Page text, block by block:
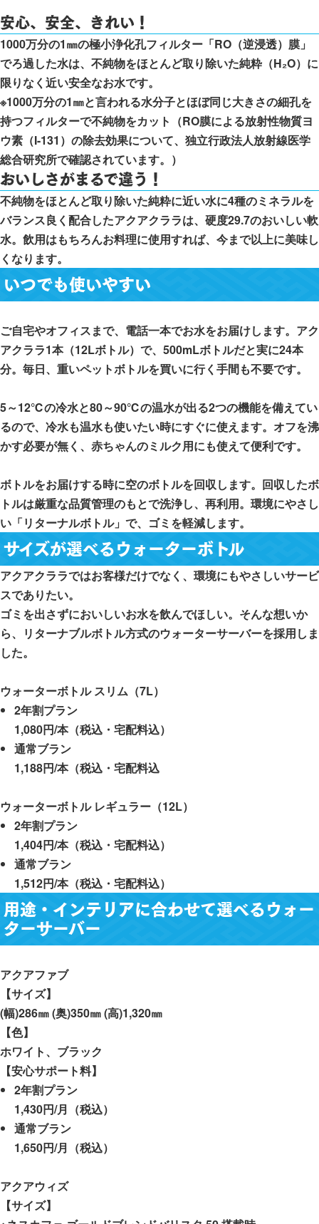
安心、安全、きれい！
1000万分の1㎜の極小浄化孔フィルター「RO（逆浸透）膜」
でろ過した水は、不純物をほとんど取り除いた純粋（H₂O）に
限りなく近い安全なお水です。
※1000万分の1㎜と言われる水分子とほぼ同じ大きさの細孔を
持つフィルターで不純物をカット（RO膜による放射性物質ヨ
ウ素（I-131）の除去効果について、独立行政法人放射線医学
総合研究所で確認されています。）
おいしさがまるで違う！
不純物をほとんど取り除いた純粋に近い水に4種のミネラルを
バランス良く配合したアクアクララは、硬度29.7のおいしい軟
水。飲用はもちろんお料理に使用すれば、今まで以上に美味し
くなります。
いつでも使いやすい
ご自宅やオフィスまで、電話一本でお水をお届けします。アク
アクララ1本（12Lボトル）で、500mLボトルだと実に24本
分。毎日、重いペットボトルを買いに行く手間も不要です。
5～12℃の冷水と80～90℃の温水が出る2つの機能を備えてい
るので、冷水も温水も使いたい時にすぐに使えます。オフを沸
かす必要が無く、赤ちゃんのミルク用にも使えて便利です。
ボトルをお届けする時に空のボトルを回収します。回収したボ
トルは厳重な品質管理のもとで洗浄し、再利用。環境にやさし
い「リターナルボトル」で、ゴミを軽減します。
サイズが選べるウォーターボトル
アクアクララではお客様だけでなく、環境にもやさしいサービ
スでありたい。
ゴミを出さずにおいしいお水を飲んでほしい。そんな想いか
ら、リターナブルボトル方式のウォーターサーバーを採用しま
した。
ウォーターボトル スリム（7L）
2年割プラン
1,080円/本（税込・宅配料込）
通常ブラン
1,188円/本（税込・宅配料込
ウォーターボトル レギュラー（12L）
2年割プラン
1,404円/本（税込・宅配料込）
通常ブラン
1,512円/本（税込・宅配料込）
用途・インテリアに合わせて選べるウォー
ターサーバー
アクアファブ
【サイズ】
(幅)286㎜ (奥)350㎜ (高)1,320㎜
【色】
ホワイト、ブラック
【安心サポート料】
2年割プラン
1,430円/月（税込）
通常ブラン
1,650円/月（税込）
アクアウィズ
【サイズ】